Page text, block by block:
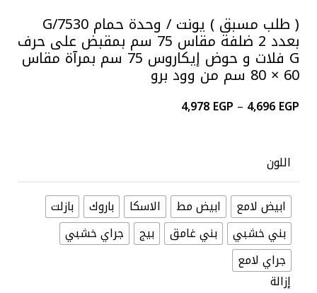
( طلب مسبق ) يونت / وحدة حمام G/7530
بعدد 2 ضلفة مقاس 75 سم بمقبض على حرف
G فلات و حوض إيكاروس 75 سم بمرآة مقاس
60 × 80 سم من وود برو
4,696EGP
–
4,978EGP
اللون
ابيض لامع
ابيض مط الاسكا باروك
بازلت
بني خشبي
بني غامق بيج
جراي خشبي
جراي لامع
إزالة